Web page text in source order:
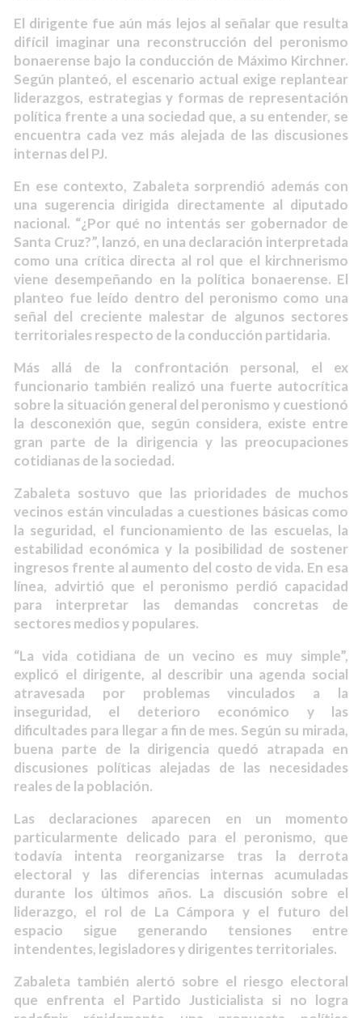
El dirigente fue aún más lejos al señalar que resulta
difícil imaginar una reconstrucción del peronismo
bonaerense bajo la conducción de Máximo Kirchner.
Según planteó, el escenario actual exige replantear
liderazgos, estrategias y formas de representación
política frente a una sociedad que, a su entender, se
encuentra cada vez más alejada de las discusiones
internas del PJ.
En ese contexto, Zabaleta sorprendió además con
una sugerencia dirigida directamente al diputado
nacional. “¿Por qué no intentás ser gobernador de
Santa Cruz?”, lanzó, en una declaración interpretada
como una crítica directa al rol que el kirchnerismo
viene desempeñando en la política bonaerense. El
planteo fue leído dentro del peronismo como una
señal del creciente malestar de algunos sectores
territoriales respecto de la conducción partidaria.
Más allá de la confrontación personal, el ex
funcionario también realizó una fuerte autocrítica
sobre la situación general del peronismo y cuestionó
la desconexión que, según considera, existe entre
gran parte de la dirigencia y las preocupaciones
cotidianas de la sociedad.
Zabaleta sostuvo que las prioridades de muchos
vecinos están vinculadas a cuestiones básicas como
la seguridad, el funcionamiento de las escuelas, la
estabilidad económica y la posibilidad de sostener
ingresos frente al aumento del costo de vida. En esa
línea, advirtió que el peronismo perdió capacidad
para interpretar las demandas concretas de
sectores medios y populares.
“La vida cotidiana de un vecino es muy simple”,
explicó el dirigente, al describir una agenda social
atravesada por problemas vinculados a la
inseguridad, el deterioro económico y las
dificultades para llegar a fin de mes. Según su mirada,
buena parte de la dirigencia quedó atrapada en
discusiones políticas alejadas de las necesidades
reales de la población.
Las declaraciones aparecen en un momento
particularmente delicado para el peronismo, que
todavía intenta reorganizarse tras la derrota
electoral y las diferencias internas acumuladas
durante los últimos años. La discusión sobre el
liderazgo, el rol de La Cámpora y el futuro del
espacio sigue generando tensiones entre
intendentes, legisladores y dirigentes territoriales.
Zabaleta también alertó sobre el riesgo electoral
que enfrenta el Partido Justicialista si no logra